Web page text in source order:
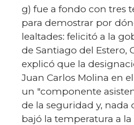
g) fue a fondo con tres
para demostrar por
lealtades: felicitó a la
de Santiago del Estero,
explicó que la
Juan Carlos Molina en
un "componente
de la seguridad y, nada
bajó la temperatura a